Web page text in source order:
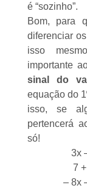
é “sozinho”.
Bom, para
diferenciar
isso
importante
sinal do
equação do
isso, se
pertencerá
só!
7
–